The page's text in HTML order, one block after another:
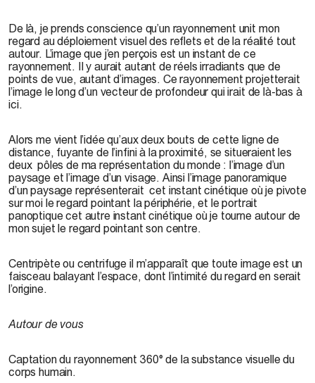
De là, je prends conscience qu’un rayonnement unit mon
regard au déploiement visuel des reflets et de la réalité tout
autour. L’image que j’en perçois est un instant de ce
rayonnement. Il y aurait autant de réels irradiants que de
points de vue, autant d’images. Ce rayonnement projetterait
l’image le long d’un vecteur de profondeur qui irait de là-bas à
ici.
Alors me vient l’idée qu’aux deux bouts de cette ligne de
distance, fuyante de l’infini à la proximité, se situeraient les
deux pôles de ma représentation du monde : l’image d’un
paysage et l’image d’un visage. Ainsi l’image panoramique
d’un paysage représenterait cet instant cinétique où je pivote
sur moi le regard pointant la périphérie, et le portrait
panoptique cet autre instant cinétique où je tourne autour de
mon sujet le regard pointant son centre.
Centripète ou centrifuge il m’apparaît que toute image est un
faisceau balayant l’espace, dont l’intimité du regard en serait
l’origine.
Autour de vous
Captation du rayonnement 360° de la substance visuelle du
corps humain.